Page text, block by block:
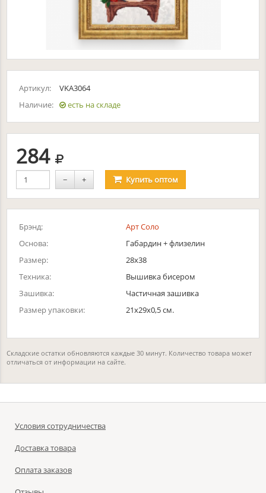
Артикул:
VKA3064
Наличие:
есть на складе
284руб.
− + Купитьоптом
Брэнд:
Арт Соло
Основа:
Габардин + флизелин
Размер:
28х38
Техника:
Вышивка бисером
Зашивка:
Частичная зашивка
Размер упаковки:
21x29x0,5 см.
Складские остатки обновляются каждые 30 минут. Количество товара может
отличаться от информации на сайте.
Условия сотрудничества
Доставка товара
Оплата заказов